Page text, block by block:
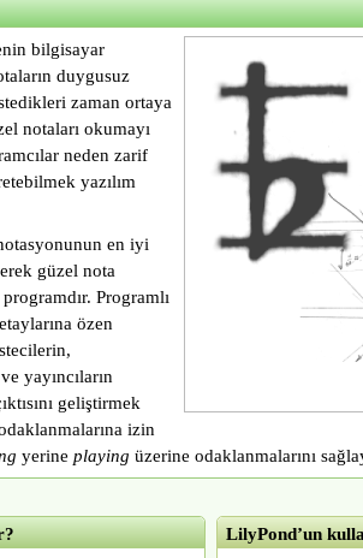
bilgisayar
duygusuz
zaman ortaya
notaları okumayı
neden zarif
yazılım
en iyi
güzel nota
Programlı
özen
yayıncıların
geliştirmek
izin
yerine playing üzerine odaklanmalarını
LilyPond’un